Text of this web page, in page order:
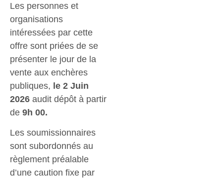
Les personnes et
organisations
intéressées par cette
offre sont priées de se
présenter le jour de la
vente aux enchères
publiques, le 2 Juin
2026 audit dépôt à partir
de 9h 00.
Les soumissionnaires
sont subordonnés au
règlement préalable
d’une caution fixe par